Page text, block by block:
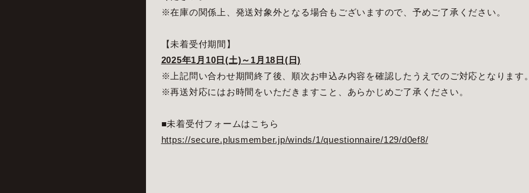
※在庫の関係上、発送対象外となる場合もございますので、予めご了承ください。
【未着受付期間】
2025年1月10日(土)～1月18日(日)
※上記問い合わせ期間終了後、順次お申込み内容を確認したうえでのご対応となります。
※再送対応にはお時間をいただきますこと、あらかじめご了承ください。
■未着受付フォームはこちら
https://secure.plusmember.jp/winds/1/questionnaire/129/d0ef8/